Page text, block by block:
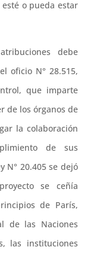
o pueda estar
debe
oficio N° 28.515,
que imparte
de los órganos de
la colaboración
de sus
N° 20.405 se dejó
se ceñía
de París,
de las Naciones
las instituciones